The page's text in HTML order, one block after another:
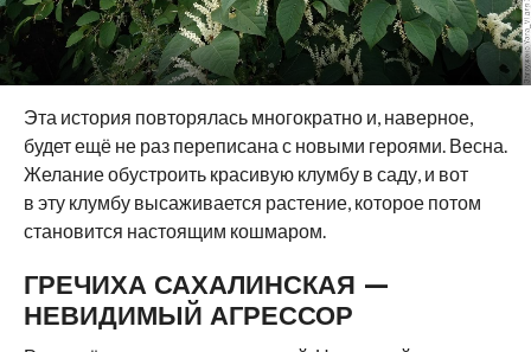
Эта история повторялась многократно и, наверное,
будет ещё не раз переписана с новыми героями. Весна.
Желание обустроить красивую клумбу в саду, и вот
в эту клумбу высаживается растение, которое потом
становится настоящим кошмаром.
ГРЕЧИХА САХАЛИНСКАЯ —
НЕВИДИМЫЙ АГРЕССОР